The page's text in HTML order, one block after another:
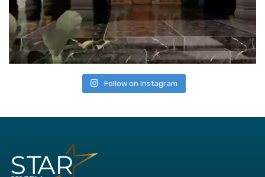
Follow on Instagram